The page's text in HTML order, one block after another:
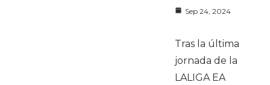
Sep 24, 2024
Tras la última
jornada de la
LALIGA EA